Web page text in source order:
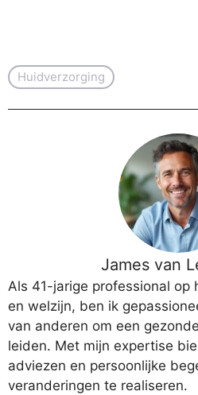
Huidverzorging
James van
Als 41-jarige professional op
en welzijn, ben ik
van anderen om een
leiden. Met mijn expertise
adviezen en persoonlijke
veranderingen te realiseren.